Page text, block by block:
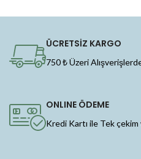
ÜCRETSİZ KARGO
750 ₺ Üzeri
ONLINE ÖDEME
Kredi Kartı ile Tek